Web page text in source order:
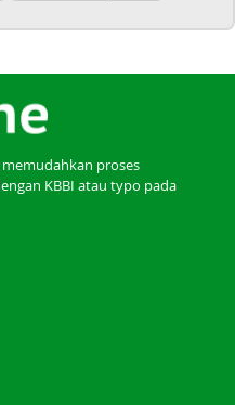
proses
KBBI atau typo pada